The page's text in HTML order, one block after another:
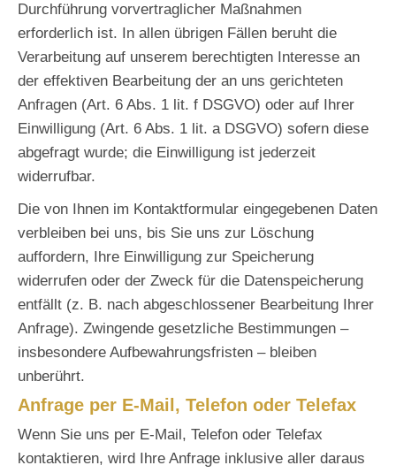
Durchführung vorvertraglicher Maßnahmen
erforderlich ist. In allen übrigen Fällen beruht die
Verarbeitung auf unserem berechtigten Interesse an
der effektiven Bearbeitung der an uns gerichteten
Anfragen (Art. 6 Abs. 1 lit. f DSGVO) oder auf Ihrer
Einwilligung (Art. 6 Abs. 1 lit. a DSGVO) sofern diese
abgefragt wurde; die Einwilligung ist jederzeit
widerrufbar.
Die von Ihnen im Kontaktformular eingegebenen Daten
verbleiben bei uns, bis Sie uns zur Löschung
auffordern, Ihre Einwilligung zur Speicherung
widerrufen oder der Zweck für die Datenspeicherung
entfällt (z. B. nach abgeschlossener Bearbeitung Ihrer
Anfrage). Zwingende gesetzliche Bestimmungen –
insbesondere Aufbewahrungsfristen – bleiben
unberührt.
Anfrage per E-Mail, Telefon oder Telefax
Wenn Sie uns per E-Mail, Telefon oder Telefax
kontaktieren, wird Ihre Anfrage inklusive aller daraus